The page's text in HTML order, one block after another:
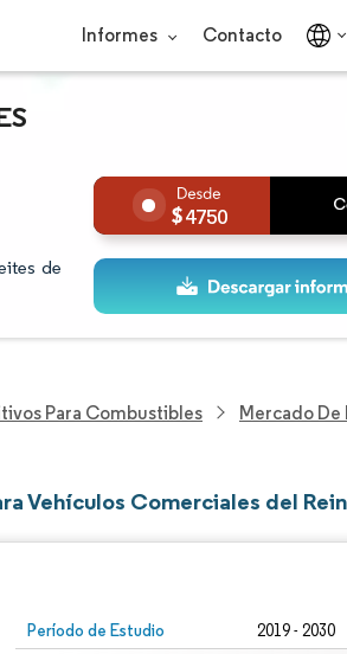
Informes Contacto
de
4750
Para Combustibles Mercado De
Vehículos Comerciales del
Período de Estudio 2019 - 2030